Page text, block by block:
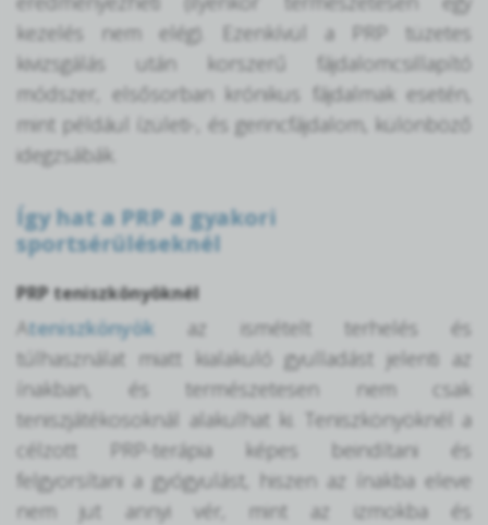
kezelés nem elég). Ezenkívül a PRP tüzetes
kivizsgálás után korszerű fájdalomcsillapító
módszer, elsősorban krónikus fájdalmak esetén,
mint például ízületi-, és gerincfájdalom, különböző
idegzsábák.
Így hat a PRP a gyakori
sportsérüléseknél
PRP teniszkönyöknél
Ateniszkönyök az ismételt terhelés és
túlhasználat miatt kialakuló gyulladást jelenti az
ínakban, és természetesen nem csak
teniszjátékosoknál alakulhat ki. Teniszkönyöknél a
célzott PRP-terápia képes beindítani és
felgyorsítani a gyógyulást, hiszen az ínakba eleve
nem jut annyi vér, mint az izmokba és